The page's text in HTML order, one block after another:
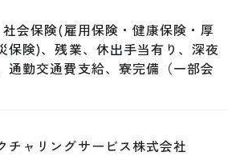
会保険(雇用保険・健康保険・厚
保険)、残業、休出手当有り、深夜
通勤交通費支給、寮完備（一部会
チャリングサービス株式会社